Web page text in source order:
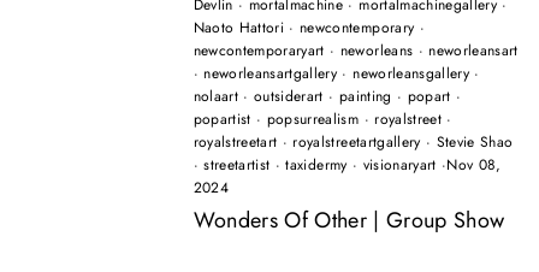
Devlin · mortalmachine · mortalmachinegallery ·
Naoto Hattori · newcontemporary ·
newcontemporaryart · neworleans · neworleansart
· neworleansartgallery · neworleansgallery·
nolaart ·outsiderart · painting · popart ·
popartist · popsurrealism · royalstreet·
royalstreetart · royalstreetartgallery · Stevie Shao
·streetartist ·taxidermy · visionaryart ·Nov 08,
2024
Wonders Of Other | Group Show